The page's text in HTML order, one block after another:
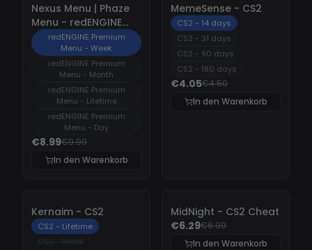
Nexus Menu | Phaze
Menu - redENGINE
Premium Menu
redENGINE Premium
Menu - Week
redENGINE Premium
Menu - Month
redENGINE Premium
Menu - Lifetime
redENGINE Premium
Menu - Day
€8.99€9.99
In den Warenkorb
MemeSense - CS2
CS2 - 14 days
CS2 - 31 days
CS2 - 90 days
CS2 - 180 days
€4.05€4.50
In den Warenkorb
Kernaim - CS2
CS2 - Lifetime
- 10%
MidNight - CS2 Cheat
€6.29€6.99
In den Warenkorb